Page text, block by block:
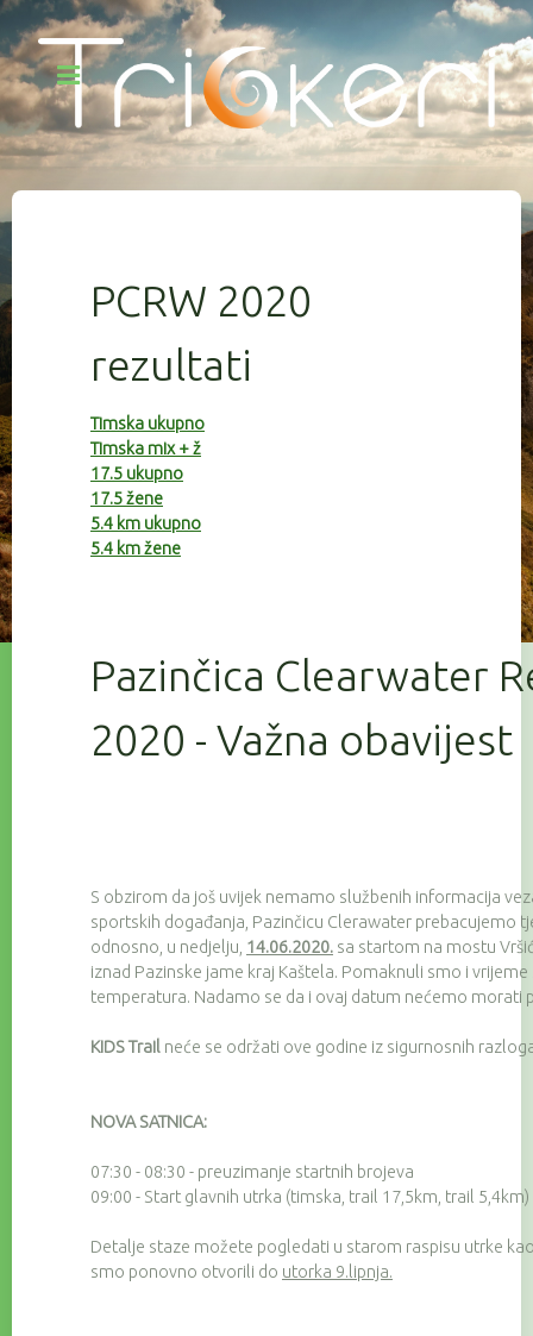
PCRW 2020
rezultati
Timska ukupno
Timska mix + ž
17.5 ukupno
17.5 žene
5.4 km ukupno
5.4 km žene
Pazinčica Clearwater
2020 - Važna obavijest
S obzirom da još uvijek nemamo službenih informacija
sportskih događanja, Pazinčicu Clerawater prebacujemo
odnosno, u nedjelju, 14.06.2020. sa startom na mostu
iznad Pazinske jame kraj Kaštela. Pomaknuli smo i
temperatura. Nadamo se da i ovaj datum nećemo morati
KIDS Trail neće se održati ove godine iz sigurnosnih
NOVA SATNICA:
07:30 - 08:30 - preuzimanje startnih brojeva
09:00 - Start glavnih utrka (timska, trail 17,5km, trail 5,4km)
Detalje staze možete pogledati u starom raspisu utrke
smo ponovno otvorili do utorka 9.lipnja.